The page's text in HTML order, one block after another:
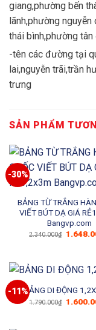
giang,phường bến
lãnh,phường
thái bình,phường
-tên các đường tại
lai,nguyễn trãi,trần
trưng
SẢN PHẨM
-30%
BẢNG TỪ TRẮNG
VIẾT BÚT DẠ GIÁ
Bangvp.com
2.340.000₫ Giá
-11%BẢNG DI ĐỘNG
1.790.000₫ Giá